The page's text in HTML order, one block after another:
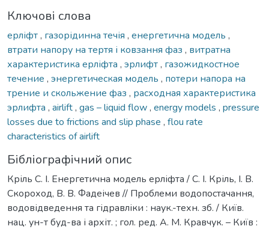
Ключові слова
ерліфт, газорідинна течія , енергетична модель ,
втрати напору на тертя і ковзання фаз , витратна
характеристика ерліфта , эрлифт, газожидкостное
течение , энергетическая модель , потери напора на
трение и скольжение фаз , расходная характеристика
эрлифта , airlift, gas – liquid flow, energy models , pressure
losses due to frictions and slip phase , flou rate
characteristics of airlift
Бібліографічний опис
Кріль С. І. Енергетична модель ерліфта / С. І. Кріль, І. В.
Скороход, В. В. Фадеічев // Проблеми водопостачання,
водовідведення та гідравліки : наук.-техн. зб. / Київ.
нац. ун-т буд-ва і архіт. ; гол. ред. А. М. Кравчук. – Київ :